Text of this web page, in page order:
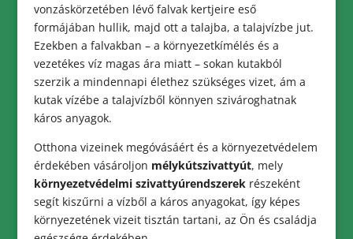
vonzáskörzetében lévő falvak kertjeire eső
formájában hullik, majd ott a talajba, a talajvízbe jut.
Ezekben a falvakban – a környezetkímélés és a
vezetékes víz magas ára miatt – sokan kutakból
szerzik a mindennapi élethez szükséges vizet, ám a
kutak vízébe a talajvízből könnyen szivároghatnak
káros anyagok.
Otthona vizeinek megóvásáért és a környezetvédelem
érdekében vásároljon mélykútszivattyút, mely
környezetvédelmi szivattyúrendszerekrészeként
segít kiszűrni a vízből a káros anyagokat, így képes
környezetének vizeit tisztán tartani, az Ön és családja